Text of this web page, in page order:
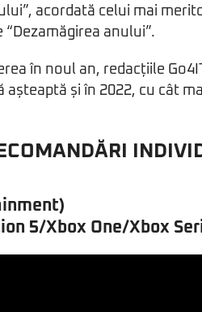
acordată celui mai
anului”.
în noul an, redacțiile
așteaptă și în 2022, cu cât
5/Xbox One/Xbox